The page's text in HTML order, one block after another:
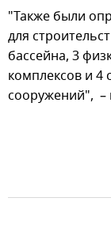
"Также были
для
бассейна, 3
комплексов и 4
сооружений", –